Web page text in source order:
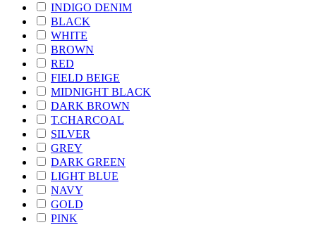
INDIGO DENIM
BLACK
WHITE
BROWN
RED
FIELD BEIGE
MIDNIGHT BLACK
DARK BROWN
T.CHARCOAL
SILVER
GREY
DARK GREEN
LIGHT BLUE
NAVY
GOLD
PINK